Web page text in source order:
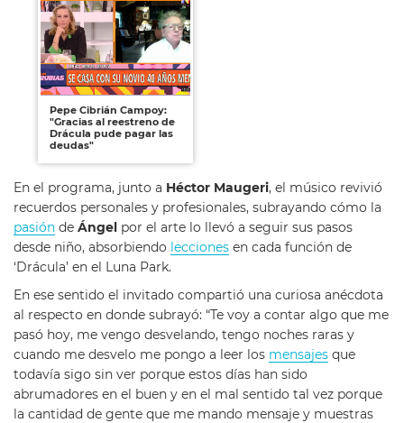
Pepe Cibrián Campoy:
"Gracias al reestreno de
Drácula pude pagar las
deudas"
En el programa, junto a Héctor Maugeri, el músico revivió
recuerdos personales y profesionales, subrayando cómo la
pasión de Ángel por el arte lo llevó a seguir sus pasos
desde niño, absorbiendo lecciones en cada función de
‘Drácula’ en el Luna Park.
En ese sentido el invitado compartió una curiosa anécdota
al respecto en donde subrayó: “Te voy a contar algo que me
pasó hoy, me vengo desvelando, tengo noches raras y
cuando me desvelo me pongo a leer los mensajes que
todavía sigo sin ver porque estos días han sido
abrumadores en el buen y en el mal sentido tal vez porque
la cantidad de gente que me mando mensaje y muestras